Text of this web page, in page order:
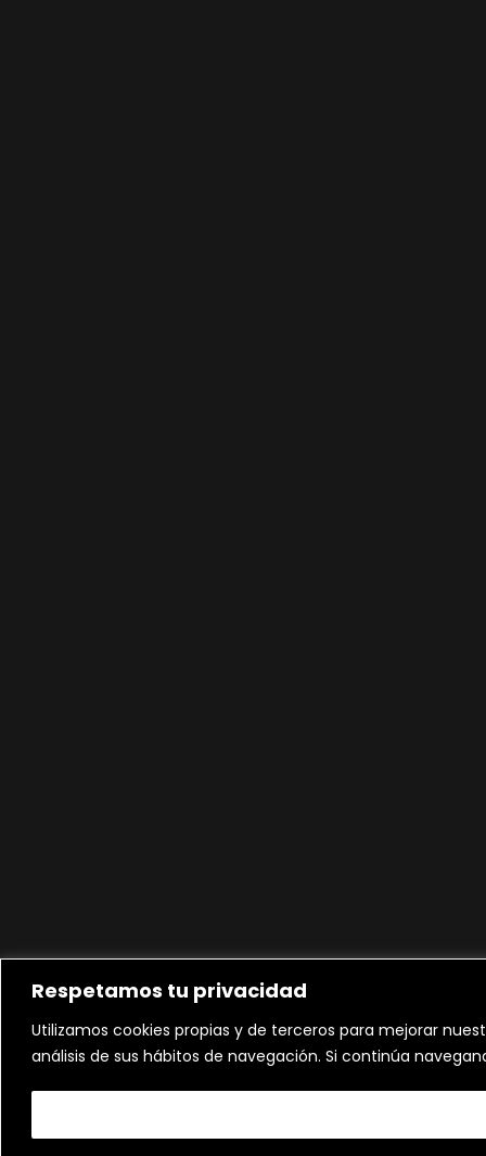
Respetamos tu privacidad
Utilizamos cookies propias y de terceros para mejorar
análisis de sus hábitos de navegación. Si continúa